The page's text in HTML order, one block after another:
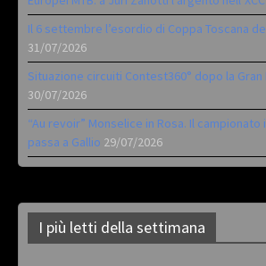
Il 6 settembre l’esordio di Coppa Toscana
31/07/2026
Situazione circuiti Contest360° dopo la Gran
30/07/2026
“Au revoir” Monselice in Rosa. Il
passa a Gallio 29/07/2026
I più letti della settimana